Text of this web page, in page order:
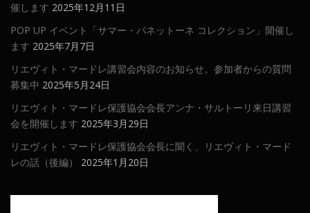
催します 2025年12月11日
POP UP イベント「サマー・パネットーネ コレクション」開催し
ます 2025年7月7日
リエヴィト・マードレ講習会内容のお知らせ。参加者からの質問
募集中 2025年5月24日
リエヴィト・マードレ保護協会会長アンナ・サルトーリ来日講習
会を開催します 2025年3月29日
リエヴィト・マードレ保護協会会長に聞く、リエヴィト・マード
レの話（後編）
2025年1月20日